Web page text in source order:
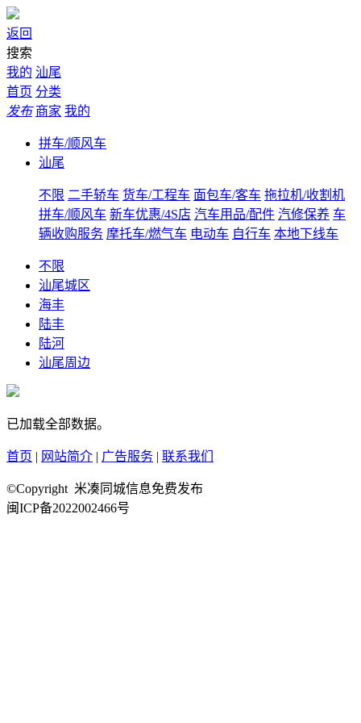
返回
搜索
我的 汕尾
首页 分类
发布 商家 我的
拼车/顺风车
汕尾
不限 二手轿车 货车/工程车 面包车/客车 拖拉机/收割机
拼车/顺风车 新车优惠/4S店 汽车用品/配件 汽修保养 车
辆收购服务 摩托车/燃气车 电动车 自行车 本地下线车
不限
汕尾城区
海丰
陆丰
陆河
汕尾周边
已加载全部数据。
首页 | 网站简介 | 广告服务 | 联系我们
©Copyright 米凑同城信息免费发布
闽ICP备2022002466号